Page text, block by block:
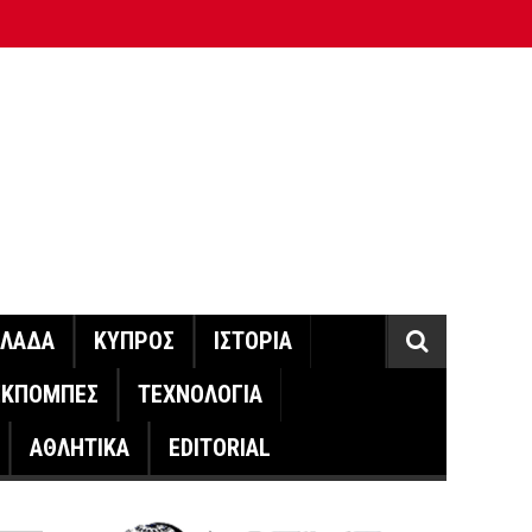
ΚΥΠΡΟΣ
ΙΣΤΟΡΙΑ
ΤΕΧΝΟΛΟΓΙΑ
ΑΘΛΗΤΙΚΑ EDITORIAL